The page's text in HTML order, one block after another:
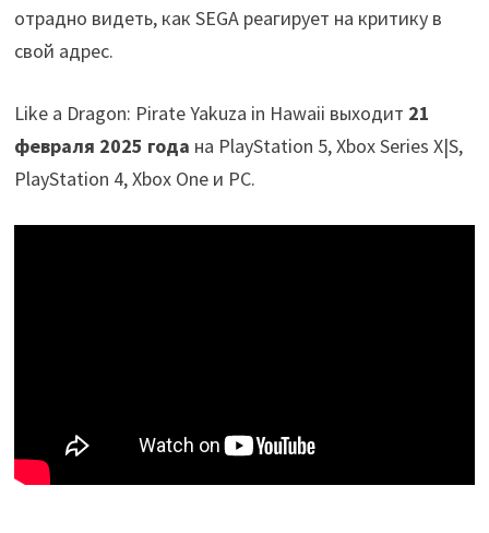
отрадно видеть, как SEGA реагирует на критику в
свой адрес.
Like a Dragon: Pirate Yakuza in Hawaii выходит 21
февраля 2025 года на PlayStation 5, Xbox Series X|S,
PlayStation 4, Xbox One и PC.